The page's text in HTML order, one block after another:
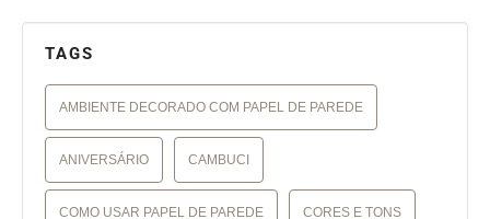
TAGS
AMBIENTE DECORADO COM PAPEL DE PAREDE
ANIVERSÁRIO CAMBUCI
COMO USAR PAPEL DE PAREDE CORES E TONS